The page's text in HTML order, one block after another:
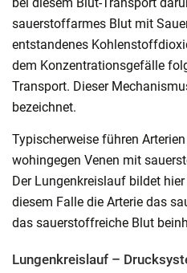
sauerstoffarmes Blut mit
entstandenes
dem Konzentrationsgefälle
Transport. Dieser
bezeichnet.
Typischerweise führen
wohingegen Venen mit
Der Lungenkreislauf bildet
diesem Falle die Arterie das
das sauerstoffreiche Blut
Lungenkreislauf –